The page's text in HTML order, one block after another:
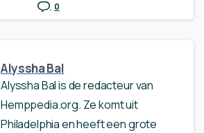
0
Alyssha Bal
Alyssha Bal is de redacteur van
Hemppedia.org. Ze komt uit
Philadelphia en heeft een grote